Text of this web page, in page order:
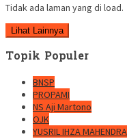
Tidak ada laman yang di load.
Lihat Lainnya
Topik Populer
BNSP
PROPAMI
NS Aji Martono
OJK
YUSRIL IHZA MAHENDRA